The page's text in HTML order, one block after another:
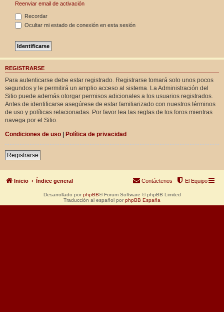
Reenviar email de activación
Recordar
Ocultar mi estado de conexión en esta sesión
REGISTRARSE
Para autenticarse debe estar registrado. Registrarse tomará solo unos pocos
segundos y le permitirá un amplio acceso al sistema. La Administración del
Sitio puede además otorgar permisos adicionales a los usuarios registrados.
Antes de identificarse asegúrese de estar familiarizado con nuestros términos
de uso y políticas relacionadas. Por favor lea las reglas de los foros mientras
navega por el Sitio.
Condiciones de uso | Política de privacidad
Registrarse
Inicio Índice general El Equipo
Contáctenos
Desarrollado por phpBB® Forum Software © phpBB Limited
Traducción al español por phpBB España